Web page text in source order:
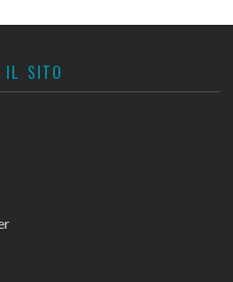
IL SITO